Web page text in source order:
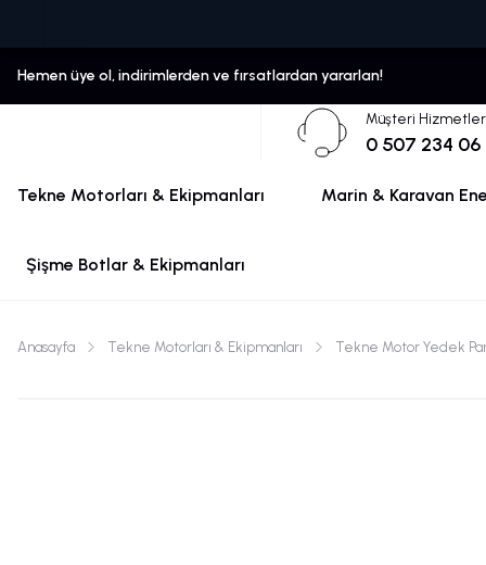
Hemen üye ol, indirimlerden ve fırsatlardan yararlan!
Müşteri
0 507 234 06
Tekne Motorları & Ekipmanları Marin & Karavan
Şişme Botlar & Ekipmanları
Anasayfa Tekne Motorları & Ekipmanları Tekne Motor Yedek